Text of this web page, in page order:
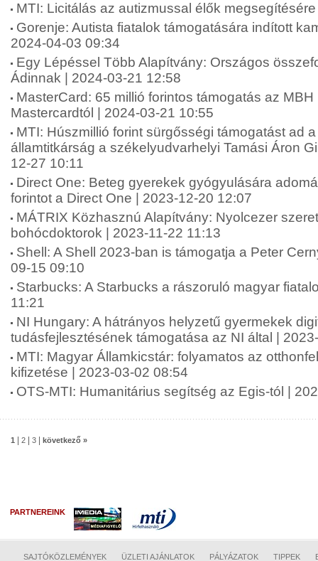
MTI: Licitálás az autizmussal élők
Gorenje: Autista fiatalok támogatására indított
2024-04-03 09:34
Egy Lépéssel Több Alapítvány: Országos
Ádinnak | 2024-03-21 12:58
MasterCard: 65 millió forintos támogatás az
Mastercardtól | 2024-03-21 10:55
MTI: Húszmillió forint sürgősségi támogatást ad
államtitkárság a székelyudvarhelyi Tamási Áron
12-27 10:11
Direct One: Beteg gyerekek gyógyulására
forintot a Direct One | 2023-12-20 12:07
MÁTRIX Közhasznú Alapítvány: Nyolcezer
bohócdoktorok | 2023-11-22 11:13
Shell: A Shell 2023-ban is támogatja a Peter
09-15 09:10
Starbucks: A Starbucks a rászoruló magyar
11:21
NI Hungary: A hátrányos helyzetű gyermekek
tudásfejlesztésének támogatása az NI által |
MTI: Magyar Államkicstár: folyamatos az
kifizetése | 2023-03-02 08:54
OTS-MTI: Humanitárius segítség az Egis-tól |
1 2 3 következő »
PARTNEREINK
SAJTÓKÖZLEMÉNYEK ÜZLETI AJÁNLATOK PÁLYÁZATOK TIPPEK